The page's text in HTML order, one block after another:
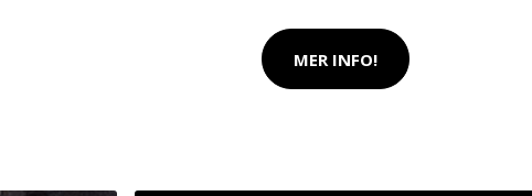
MER INFO!